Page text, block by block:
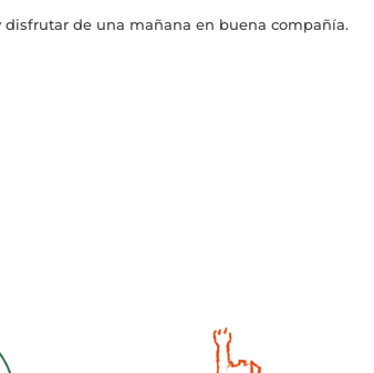
de una mañana en buena compañía.